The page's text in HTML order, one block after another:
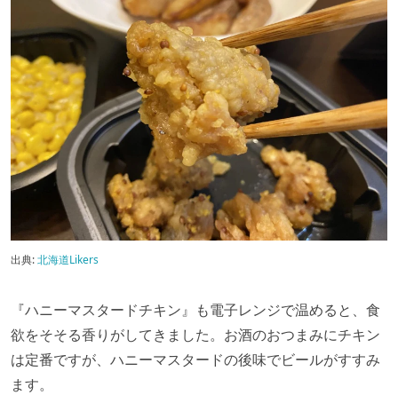
出典:北海道Likers
『ハニーマスタードチキン』も電子レンジで温めると、食
欲をそそる香りがしてきました。お酒のおつまみにチキン
は定番ですが、ハニーマスタードの後味でビールがすすみ
ます。